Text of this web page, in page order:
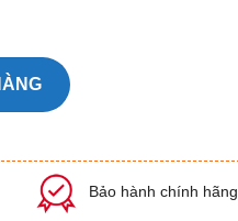
số lượng
Bảo hành chính